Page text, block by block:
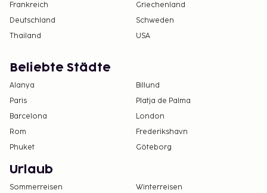
Frankreich
Griechenland
Deutschland
Schweden
Thailand
USA
Beliebte Städte
Alanya
Billund
Paris
Platja de Palma
Barcelona
London
Rom
Frederikshavn
Phuket
Göteborg
Urlaub
Sommerreisen
Winterreisen